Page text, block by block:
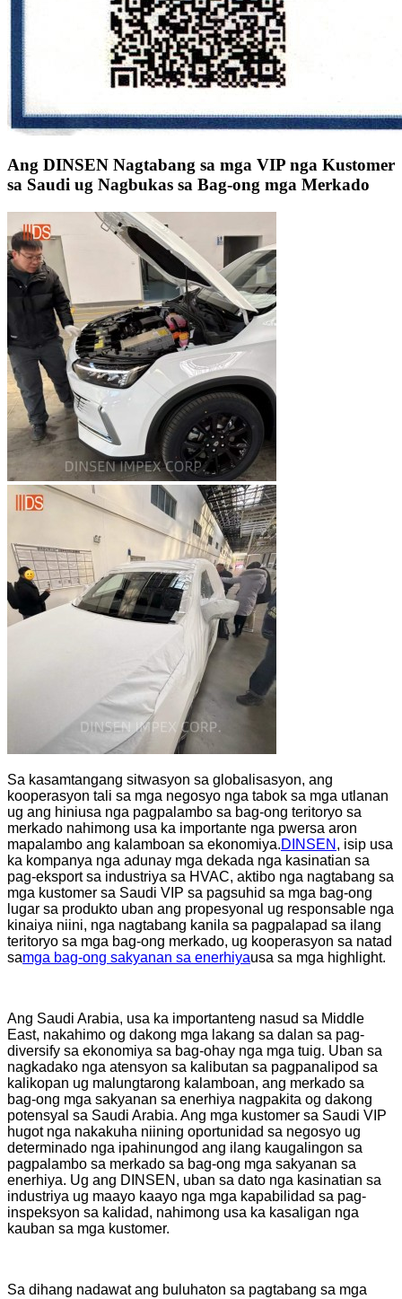
Ang DINSEN Nagtabang sa mga VIP nga Kustomer
sa Saudi ug Nagbukas sa Bag-ong mga Merkado
Sa kasamtangang sitwasyon sa globalisasyon, ang
kooperasyon tali sa mga negosyo nga tabok sa mga utlanan
ug ang hiniusa nga pagpalambo sa bag-ong teritoryo sa
merkado nahimong usa ka importante nga pwersa aron
mapalambo ang kalamboan sa ekonomiya.DINSEN , isip usa
ka kompanya nga adunay mga dekada nga kasinatian sa
pag-eksport sa industriya sa HVAC, aktibo nga nagtabang sa
mga kustomer sa Saudi VIP sa pagsuhid sa mga bag-ong
lugar sa produkto uban ang propesyonal ug responsable nga
kinaiya niini, nga nagtabang kanila sa pagpalapad sa ilang
teritoryo sa mga bag-ong merkado, ug kooperasyon sa natad
samga bag-ong sakyanan sa enerhiyausa sa mga highlight.
Ang Saudi Arabia, usa ka importanteng nasud sa Middle
East, nakahimo og dakong mga lakang sa dalan sa pag-
diversify sa ekonomiya sa bag-ohay nga mga tuig. Uban sa
nagkadako nga atensyon sa kalibutan sa pagpanalipod sa
kalikopan ug malungtarong kalamboan, ang merkado sa
bag-ong mga sakyanan sa enerhiya nagpakita og dakong
potensyal sa Saudi Arabia. Ang mga kustomer sa Saudi VIP
hugot nga nakakuha niining oportunidad sa negosyo ug
determinado nga ipahinungod ang ilang kaugalingon sa
pagpalambo sa merkado sa bag-ong mga sakyanan sa
enerhiya. Ug ang DINSEN, uban sa dato nga kasinatian sa
industriya ug maayo kaayo nga mga kapabilidad sa pag-
inspeksyon sa kalidad, nahimong usa ka kasaligan nga
kauban sa mga kustomer.
Sa dihang nadawat ang buluhaton sa pagtabang sa mga